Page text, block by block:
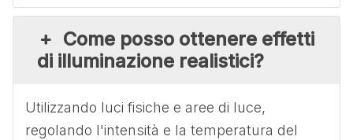
Come posso ottenere effetti
di illuminazione realistici?
Utilizzando luci fisiche e aree di luce,
regolando l'intensità e la temperatura del